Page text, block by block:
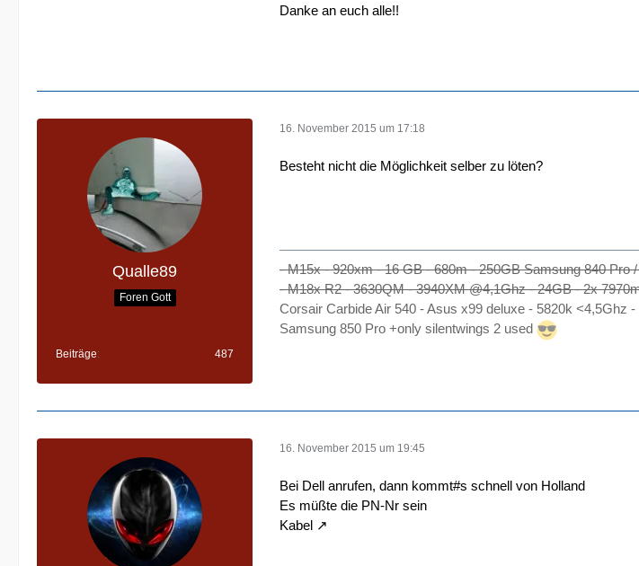
Danke an euch alle!!
Qualle89
Foren Gott
Beiträge 487
16. November 2015 um 17:18
Besteht nicht die Möglichkeit selber zu löten?
- M15x - 920xm - 16 GB - 680m - 250GB Samsung 840 Pro
- M18x R2 - 3630QM - 3940XM @4,1Ghz - 24GB - 2x
Corsair Carbide Air 540 - Asus x99 deluxe - 5820k
Samsung 850 Pro +only silentwings 2 used
16. November 2015 um 19:45
Bei Dell anrufen, dann kommt#s schnell von Holland
Es müßte die PN-Nr sein
Kabel